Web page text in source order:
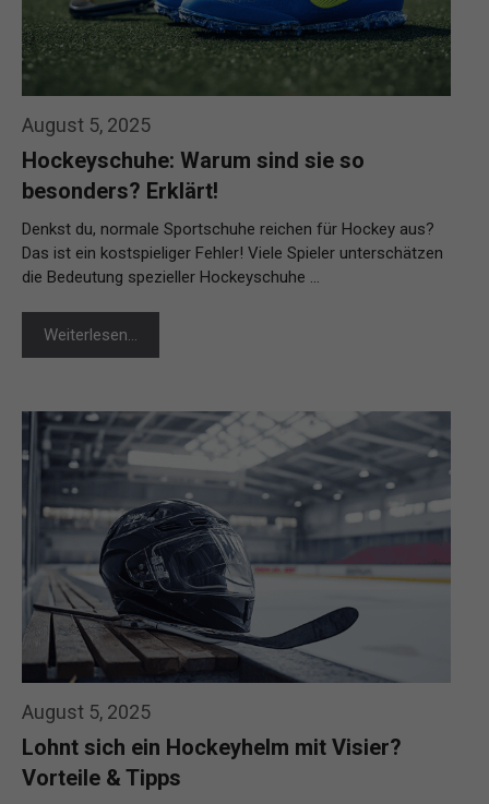
August 5, 2025
Hockeyschuhe: Warum sind sie so
besonders? Erklärt!
Denkst du, normale Sportschuhe reichen für Hockey aus?
Das ist ein kostspieliger Fehler! Viele Spieler unterschätzen
die Bedeutung spezieller Hockeyschuhe …
Weiterlesen…
August 5, 2025
Lohnt sich ein Hockeyhelm mit Visier?
Vorteile & Tipps